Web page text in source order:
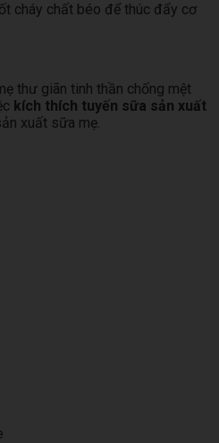
cháy chất béo để thúc đẩy cơ
thư giãn tinh thần chống mệt
kích thích tuyến sữa sản xuất
xuất sữa mẹ.